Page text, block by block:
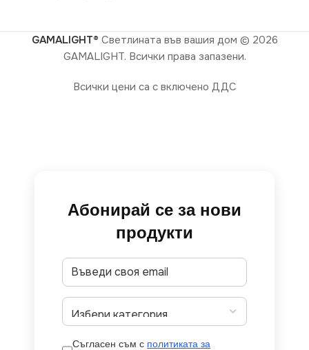
GAMALIGHT® Светлината във вашия дом © 2026
GAMALIGHT. Всички права запазени.
Всички цени са с включено ДДС
Абонирай се за нови
продукти
Съгласен съм с политиката за